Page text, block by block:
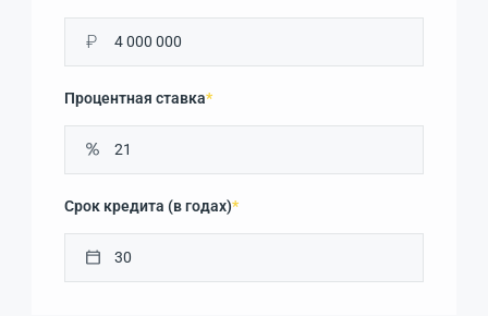
₽
Процентная ставка*
Срок кредита (в годах)*